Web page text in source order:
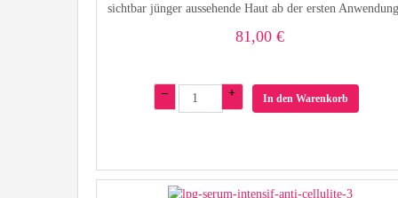
sichtbar jünger aussehende Haut ab der ersten
81,00 €
– + In den Warenkorb